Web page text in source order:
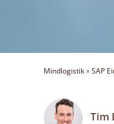
Mindlogistik»SAP
Tim